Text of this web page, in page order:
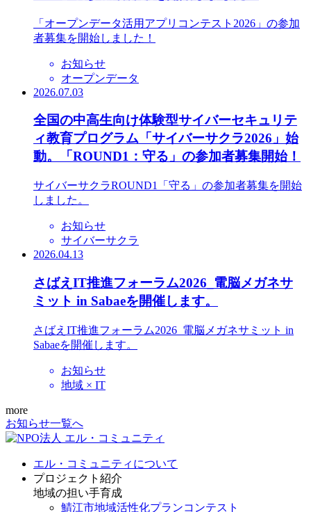
「オープンデータ活用アプリコンテスト2026」の参加
者募集を開始しました！
お知らせ
オープンデータ
2026.07.03
全国の中高生向け体験型サイバーセキュリテ
ィ教育プログラム「サイバーサクラ2026」始
動。「ROUND1：守る」の参加者募集開始！
サイバーサクラROUND1「守る」の参加者募集を開始
しました。
お知らせ
サイバーサクラ
2026.04.13
さばえIT推進フォーラム2026_電脳メガネサ
ミット in Sabaeを開催します。
さばえIT推進フォーラム2026_電脳メガネサミット in
Sabaeを開催します。
お知らせ
地域 × IT
more
お知らせ一覧へ
エル・コミュニティについて
プロジェクト紹介
地域の担い手育成
鯖江市地域活性化プランコンテスト